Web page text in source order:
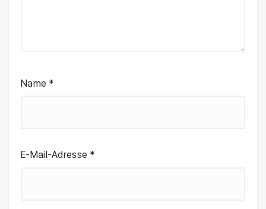
Name *
E-Mail-Adresse *